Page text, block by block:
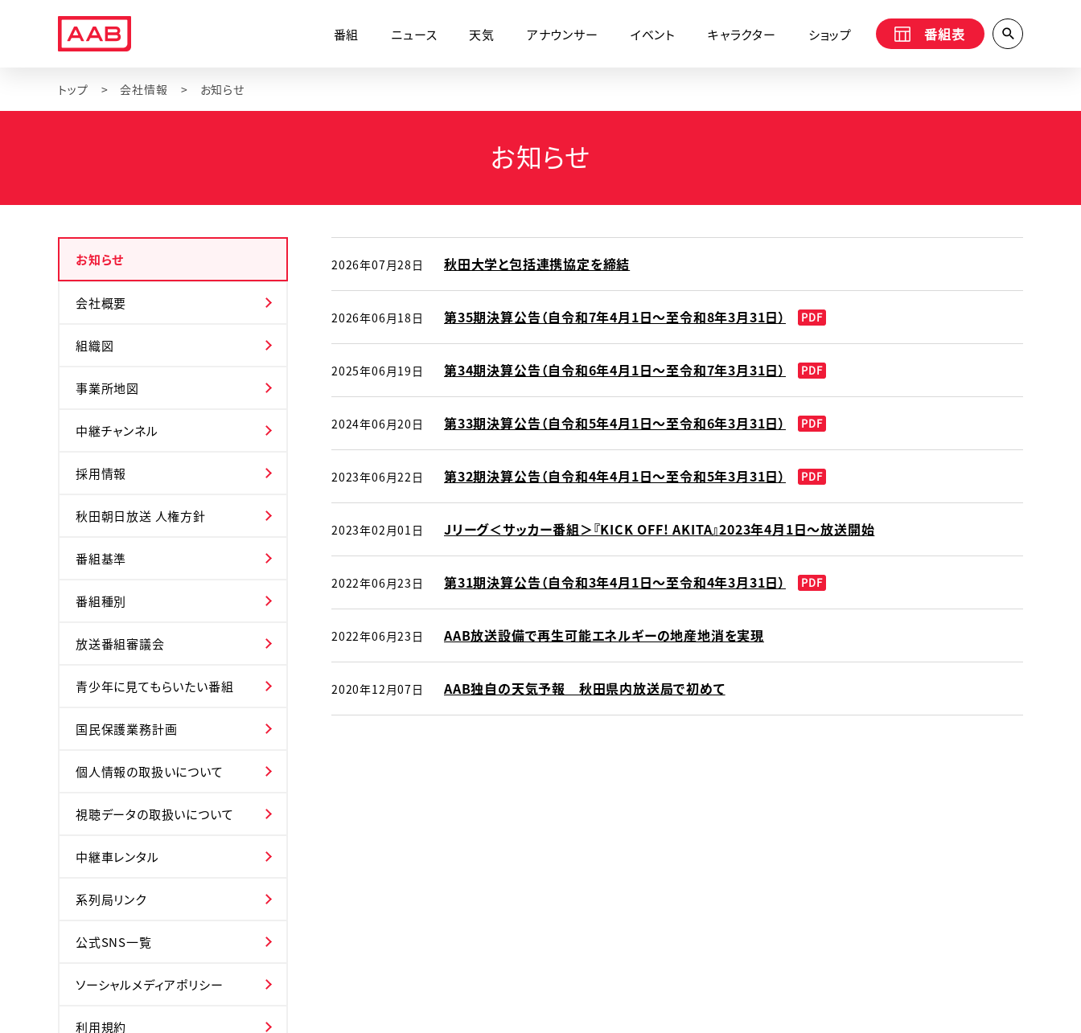
番組 ニュース 天気 アナウンサー イベント キャラクター ショップ 番組表
トップ 会社情報 お知らせ
お知らせ
お知らせ
会社概要
組織図
事業所地図
中継チャンネル
採用情報
秋田朝日放送 人権方針
番組基準
番組種別
放送番組審議会
青少年に見てもらいたい番組
国民保護業務計画
個人情報の取扱いについて
視聴データの取扱いについて
中継車レンタル
系列局リンク
公式SNS一覧
ソーシャルメディアポリシー
利用規約
2026年07月28日 秋田大学と包括連携協定を締結
2026年06月18日 第35期決算公告（自令和7年4月1日～至令和8年3月31日） PDF
2025年06月19日 第34期決算公告（自令和6年4月1日～至令和7年3月31日） PDF
2024年06月20日 第33期決算公告（自令和5年4月1日～至令和6年3月31日） PDF
2023年06月22日 第32期決算公告（自令和4年4月1日～至令和5年3月31日） PDF
2023年02月01日 Jリーグ＜サッカー番組＞『KICK OFF! AKITA』2023年4月1日〜放送開始
2022年06月23日 第31期決算公告（自令和3年4月1日～至令和4年3月31日） PDF
2022年06月23日 AAB放送設備で再生可能エネルギーの地産地消を実現
2020年12月07日 AAB独自の天気予報 秋田県内放送局で初めて